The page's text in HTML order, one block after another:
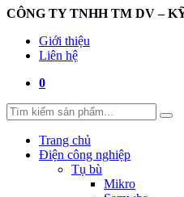
CÔNG TY TNHH TM DV –
Giới thiệu
Liên hệ
0
Trang chủ
Điện công nghiệp
Tụ bù
Mikro